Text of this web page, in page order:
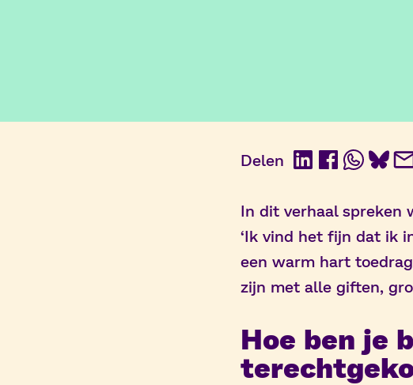
Delen
LinkedIn
Facebook
In dit verhaal spreken
‘Ik vind het fijn dat ik
een warm hart
zijn met alle giften,
Hoe ben je